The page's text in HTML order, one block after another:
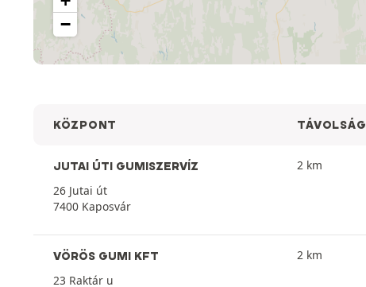
−
KÖZPONT TÁVOLSÁG
JUTAI ÚTI GUMISZERVÍZ
26 Jutai út
7400 Kaposvár
2 km
VÖRÖS GUMI KFT
23 Raktár u
2 km